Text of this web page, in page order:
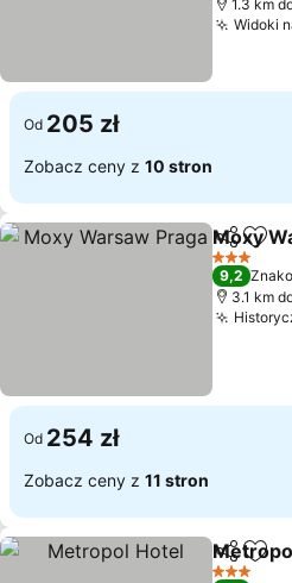
1.3 km
Widoki
Od 205 zł
Zobacz ceny z 10 stron
Moxy
3 Kategoria
9,2
3.1 km
Od 254 zł
Zobacz ceny z 11 stron
3 Kategoria